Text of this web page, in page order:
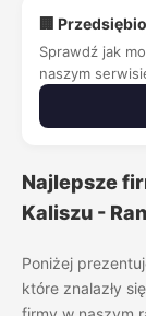
🏢
Sprawdź jak
naszym
Najlepsze
Kaliszu -
Poniżej
które znalazły